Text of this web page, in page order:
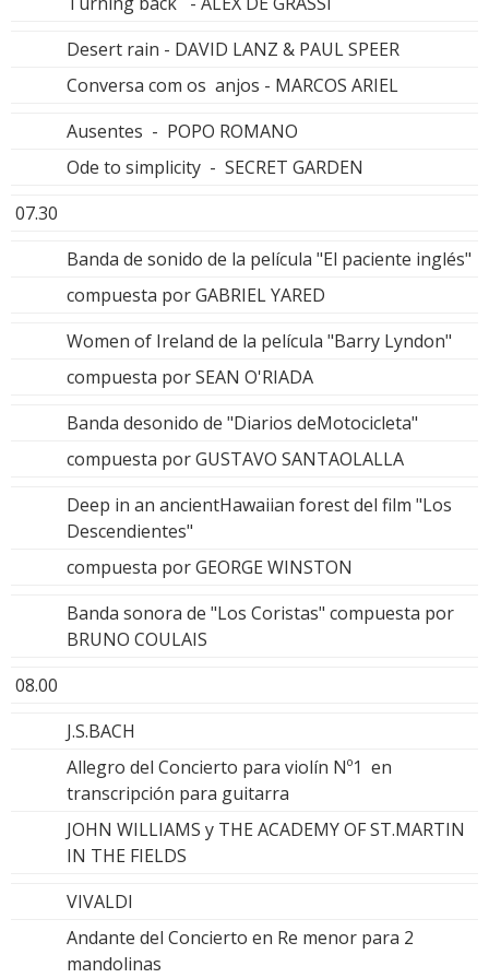
Desert rain - DAVID LANZ & PAUL SPEER
Conversa com os anjos - MARCOS ARIEL
Ausentes - POPO ROMANO
Ode to simplicity - SECRET GARDEN
07.30
Banda de sonido de la película "El paciente inglés"
compuesta por GABRIEL YARED
Women of Ireland de la película "Barry Lyndon"
compuesta por SEAN O'RIADA
Banda desonido de "Diarios deMotocicleta"
compuesta por GUSTAVO SANTAOLALLA
Deep in an ancientHawaiian forest del film "Los
Descendientes"
compuesta por GEORGE WINSTON
Banda sonora de "Los Coristas" compuesta por
BRUNO COULAIS
08.00
J.S.BACH
Allegro del Concierto para violín Nº1 en
transcripción para guitarra
JOHN WILLIAMS y THE ACADEMY OF ST.MARTIN
IN THE FIELDS
VIVALDI
Andante del Concierto en Re menor para 2
mandolinas